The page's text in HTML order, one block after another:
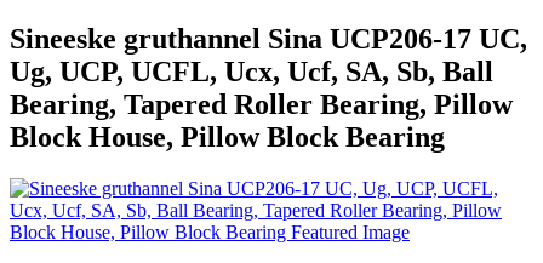
Sineeske gruthannel Sina UCP206-17 UC,
Ug, UCP, UCFL, Ucx, Ucf, SA, Sb, Ball
Bearing, Tapered Roller Bearing, Pillow
Block House, Pillow Block Bearing